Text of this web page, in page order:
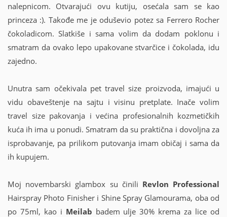
nalepnicom. Otvarajući ovu kutiju, osećala sam se kao
princeza :). Takođe me je oduševio potez sa Ferrero Rocher
čokoladicom. Slatkiše i sama volim da dodam poklonu i
smatram da ovako lepo upakovane stvarčice i čokolada, idu
zajedno.
Unutra sam očekivala pet travel size proizvoda, imajući u
vidu obaveštenje na sajtu i visinu pretplate. Inače volim
travel size pakovanja i većina profesionalnih kozmetičkih
kuća ih ima u ponudi. Smatram da su praktična i dovoljna za
isprobavanje, pa prilikom putovanja imam običaj i sama da
ih kupujem.
Moj novembarski glambox su činili Revlon Professional
Hairspray Photo Finisher i Shine Spray Glamourama, oba od
po 75ml, kao i Meilab badem ulje 30% krema za lice od